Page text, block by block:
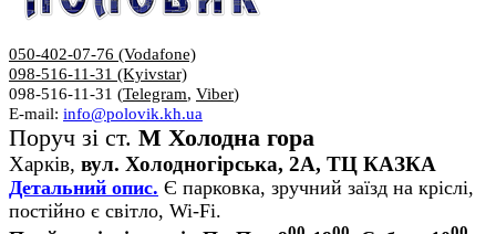
050-402-07-76 (Vodafone)
098-516-11-31 (Kyivstar)
098-516-11-31 (Telegram, Viber)
E-mail: info@polovik.kh.ua
Поруч зі ст. М Холодна гора
Харків, вул. Холодногірська, 2А, ТЦ КАЗКА
Детальний опис. Є парковка, зручний заїзд на кріслі,
постійно є світло, Wi-Fi.